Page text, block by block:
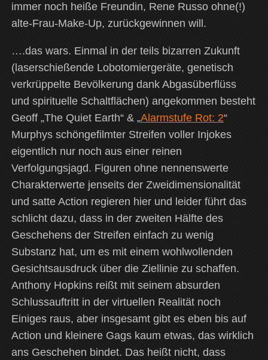
immer noch heiße Freundin, Rene Russo ohne(!)
alte-Frau-Make-Up, zurückgewinnen will.
….das wars. Einmal in der teils bizarren Zukunft
(laserschießende Lobotomiergeräte, genetisch
verkrüppelte Bevölkerung dank Abgasüberflüss
und spirituelle Schaltflächen) angekommen besteht
Geoff „The Quiet Earth“ & „Alarmstufe Rot: 2“
Murphys schöngefilmter Streifen voller Injokes
eigentlich nur noch aus einer reinen
Verfolgungsjagd. Figuren ohne nennenswerte
Charakterwerte jenseits der Zweidimensionalität
und satte Action regieren hier und leider führt das
schlicht dazu, dass in der zweiten Hälfte des
Geschehens der Streifen einfach zu wenig
Substanz hat, um es mit einem wohlwollenden
Gesichtsausdruck über die Ziellinie zu schaffen.
Anthony Hopkins reißt mit seinem absurden
Schlussauftritt in der virtuellen Realität noch
Einiges raus, aber insgesamt gibt es eben bis auf
Action und kleinere Gags kaum etwas, das wirklich
ans Geschehen bindet. Das heißt nicht, dass